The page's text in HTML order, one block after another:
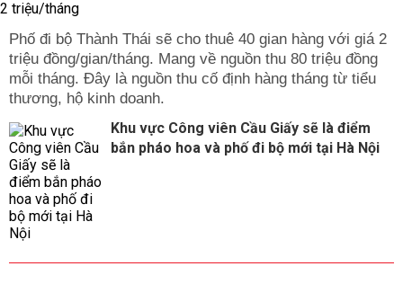
Phố đi bộ Thành Thái sẽ cho thuê 40 gian hàng với giá 2
triệu đồng/gian/tháng. Mang về nguồn thu 80 triệu đồng
mỗi tháng. Đây là nguồn thu cố định hàng tháng từ tiểu
thương, hộ kinh doanh.
Khu vực Công viên Cầu Giấy sẽ là điểm
bắn pháo hoa và phố đi bộ mới tại Hà Nội